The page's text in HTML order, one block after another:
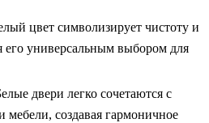
цвет символизирует чистоту и
его универсальным выбором для
двери легко сочетаются с
создавая гармоничное